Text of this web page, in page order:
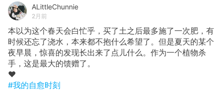
ALittleChunnie
2月前
本以为这个春天会白忙乎，买了土之后最多施了一次肥，有
时候还忘了浇水，本来都不抱什么希望了。但是夏天的某个
夜早晨，惊喜的发现长出来了点儿什么。作为一个植物杀
手，这是最大的馈赠了。
❤️
#我的自愈时刻